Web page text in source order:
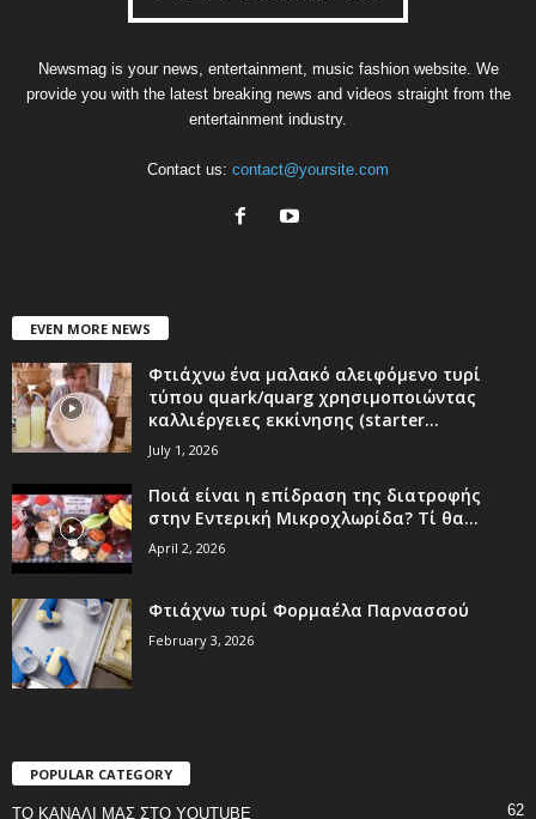
Newsmag is your news, entertainment, music fashion website. We
provide you with the latest breaking news and videos straight from the
entertainment industry.
Contact us: contact@yoursite.com
EVEN MORE NEWS
Φτιάχνω ένα μαλακό αλειφόμενο τυρί
τύπου quark/quarg χρησιμοποιώντας
καλλιέργειες εκκίνησης (starter...
July 1, 2026
Ποιά είναι η επίδραση της διατροφής
στην Εντερική Μικροχλωρίδα? Τί θα...
April 2, 2026
Φτιάχνω τυρί Φορμαέλα Παρνασσού
February 3, 2026
POPULAR CATEGORY
ΤΟ ΚΑΝΑΛΙ ΜΑΣ ΣΤΟ YOUTUBE 62